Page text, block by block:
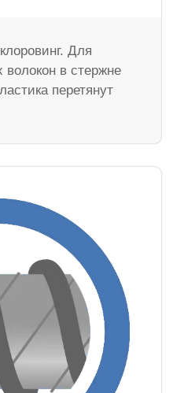
Для
волокон в стержне
перетянут